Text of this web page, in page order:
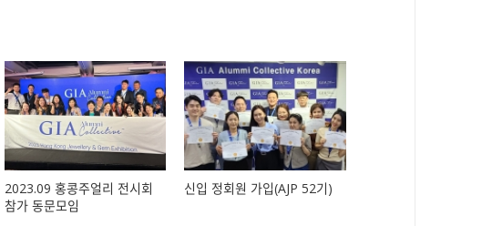
2023.09 홍콩주얼리 전시회
참가 동문모임
신입 정회원 가입(AJP 52기)